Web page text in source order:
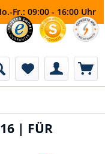
Fr.: 09:00 - 16:00 Uhr
| FÜR